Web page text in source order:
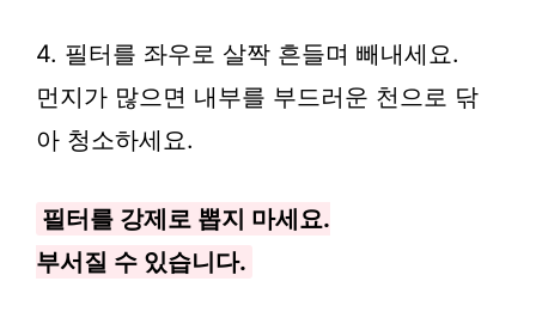
4. 필터를 좌우로 살짝 흔들며 빼내세요.
먼지가 많으면 내부를 부드러운 천으로 닦
아 청소하세요.
필터를 강제로 뽑지 마세요.
부서질 수 있습니다.